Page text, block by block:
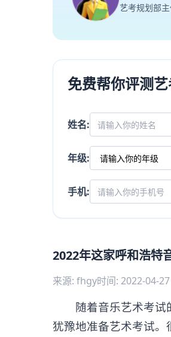
艺考规划部
免费帮你评测
姓名:
年级:
手机:
2022年这家呼和浩特
来源: fhgy时间: 2022-04-
随着音乐艺术考试的
犹豫地准备艺术考试